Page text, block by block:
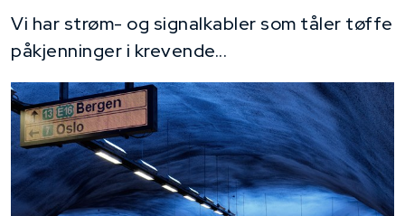
Vi har strøm- og signalkabler som tåler tøffe
påkjenninger i krevende...